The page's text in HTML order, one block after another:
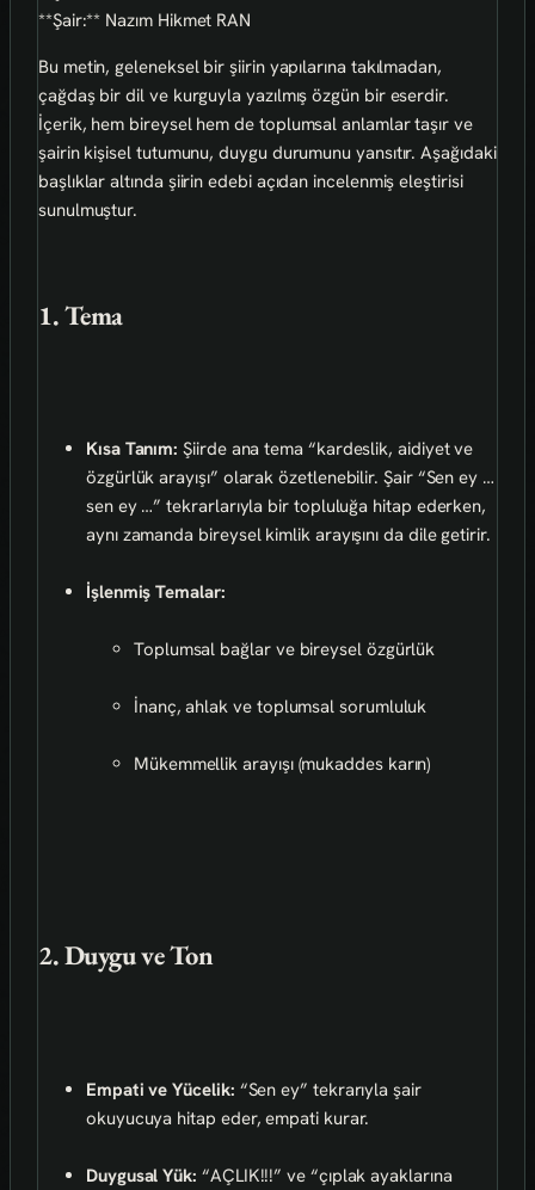
**Şair:** Nazım Hikmet RAN
Bu metin, geleneksel bir şiirin yapılarına takılmadan,
çağdaş bir dil ve kurguyla yazılmış özgün bir eserdir.
İçerik, hem bireysel hem de toplumsal anlamlar taşır ve
şairin kişisel tutumunu, duygu durumunu yansıtır. Aşağıdaki
başlıklar altında şiirin edebi açıdan incelenmiş eleştirisi
sunulmuştur.
1. Tema
Kısa Tanım: Şiirde ana tema “kardeslik, aidiyet ve
özgürlük arayışı” olarak özetlenebilir. Şair “Sen ey …
sen ey …” tekrarlarıyla bir topluluğa hitap ederken,
aynı zamanda bireysel kimlik arayışını da dile getirir.
İşlenmiş Temalar:
Toplumsal bağlar ve bireysel özgürlük
İnanç, ahlak ve toplumsal sorumluluk
Mükemmellik arayışı (mukaddes karın)
2. Duygu ve Ton
Empati ve Yücelik: “Sen ey” tekrarıyla şair
okuyucuya hitap eder, empati kurar.
Duygusal Yük: “AÇLIK!!!” ve “çıplak ayaklarına